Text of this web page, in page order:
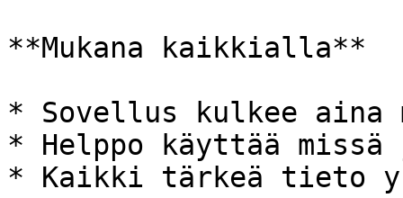
**Mukana kaikkialla**
* Sovellus kulkee aina
* Helppo käyttää